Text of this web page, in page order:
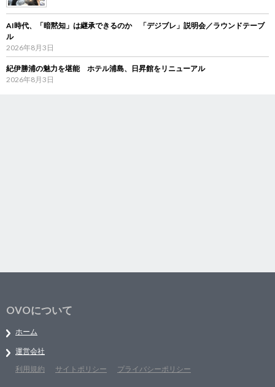
AI時代、「暗黙知」は継承できるのか 「デジブレ」説明会／ラウンドテーブ
ル
2026年8月3日
紀伊勝浦の魅力を堪能 ホテル浦島、日昇館をリニューアル
2026年8月3日
OVOについて
ホーム
運営会社
利用規約
サイトポリシー プライバシーポリシー